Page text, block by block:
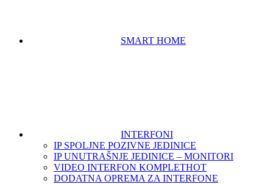
SMART HOME
INTERFONI
IP SPOLJNE POZIVNE JEDINICE
IP UNUTRAŠNJE JEDINICE – MONITORI
VIDEO INTERFON KOMPLETHOT
DODATNA OPREMA ZA INTERFONE